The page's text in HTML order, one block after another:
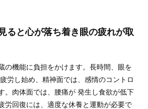
ると心が落ち着き眼の疲れが取
の機能に負担をかけます。長時間、眼を
労し始め、精神面では、感情のコントロ
。肉体面では、腰痛が 発生し食欲が低下
労回復には、適度な休養と運動が必要で